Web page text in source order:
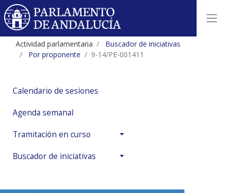
Actividad parlamentaria
Buscador de iniciativas
Por proponente
9-14/PE-001411
Calendario de sesiones
Agenda semanal
Tramitación en curso
Buscador de iniciativas